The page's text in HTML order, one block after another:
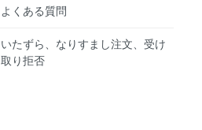
よくある質問
いたずら、なりすまし注文、受け
取り拒否